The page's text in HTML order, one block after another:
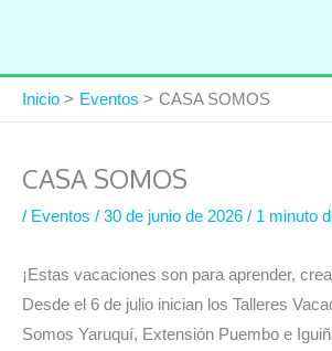
contenido
Inicio
Eventos CASA SOMOS
CASA SOMOS
/ Eventos / 30 de junio de 2026 / 1 minuto
¡Estas vacaciones son para aprender,
Desde el 6 de julio inician los Talleres
Somos Yaruquí, Extensión Puembo e